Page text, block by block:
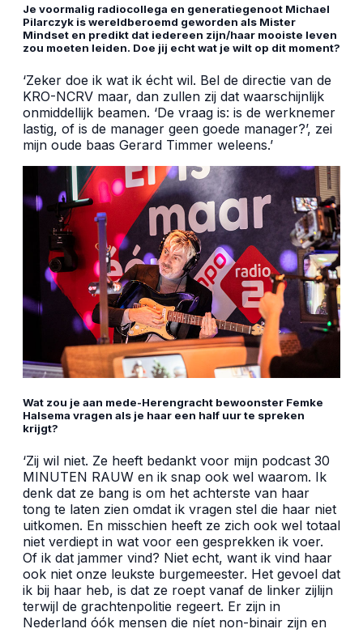
Je voormalig radiocollega en generatiegenoot Michael
Pilarczyk is wereldberoemd geworden als Mister
Mindset en predikt dat iedereen zijn/haar mooiste leven
zou moeten leiden. Doe jij echt wat je wilt op dit moment?
‘Zeker doe ik wat ik écht wil. Bel de directie van de
KRO-NCRV maar, dan zullen zij dat waarschijnlijk
onmiddellijk beamen. ‘De vraag is: is de werknemer
lastig, of is de manager geen goede manager?’, zei
mijn oude baas Gerard Timmer weleens.’
Wat zou je aan mede-Herengracht bewoonster Femke
Halsema vragen als je haar een half uur te spreken
krijgt?
‘Zij wil niet. Ze heeft bedankt voor mijn podcast 30
MINUTEN RAUW en ik snap ook wel waarom. Ik
denk dat ze bang is om het achterste van haar
tong te laten zien omdat ik vragen stel die haar niet
uitkomen. En misschien heeft ze zich ook wel totaal
niet verdiept in wat voor een gesprekken ik voer.
Of ik dat jammer vind? Niet echt, want ik vind haar
ook niet onze leukste burgemeester. Het gevoel dat
ik bij haar heb, is dat ze roept vanaf de linker zijlijn
terwijl de grachtenpolitie regeert. Er zijn in
Nederland óók mensen die níet non-binair zijn en